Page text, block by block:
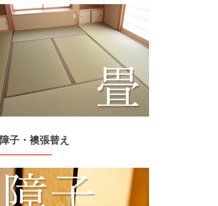
障子・襖張替え